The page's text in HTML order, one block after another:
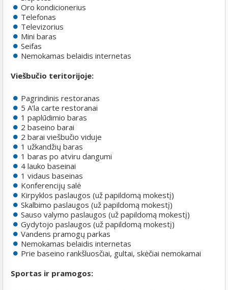
Oro kondicionerius
Telefonas
Televizorius
Mini baras
Seifas
Nemokamas belaidis internetas
Viešbučio teritorijoje:
Pagrindinis restoranas
5 A’la carte restoranai
1 paplūdimio baras
2 baseino barai
2 barai viešbučio viduje
1 užkandžių baras
1 baras po atviru dangumi
4 lauko baseinai
1 vidaus baseinas
Konferencijų salė
Kirpyklos paslaugos (už papildomą mokestį)
Skalbimo paslaugos (už papildomą mokestį)
Sauso valymo paslaugos (už papildomą mokestį)
Gydytojo paslaugos (už papildomą mokestį)
Vandens pramogų parkas
Nemokamas belaidis internetas
Prie baseino rankšluosčiai, gultai, skėčiai nemokamai
Sportas ir pramogos: